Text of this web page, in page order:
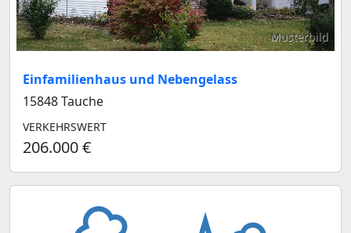
Musterbild
Einfamilienhaus und Nebengelass
15848 Tauche
VERKEHRSWERT
206.000 €